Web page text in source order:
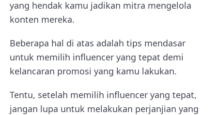
yang hendak kamu jadikan mitra mengelola
konten mereka.
Beberapa hal di atas adalah tips mendasar
untuk memilih influencer yang tepat demi
kelancaran promosi yang kamu lakukan.
Tentu, setelah memilih influencer yang tepat,
jangan lupa untuk melakukan perjanjian yang